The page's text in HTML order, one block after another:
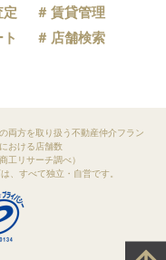
定
賃貸管理
店舗検索
両方を取り扱う不動産仲介フラン
おける店舗数
工リサーチ調べ）
、すべて独立・自営です。